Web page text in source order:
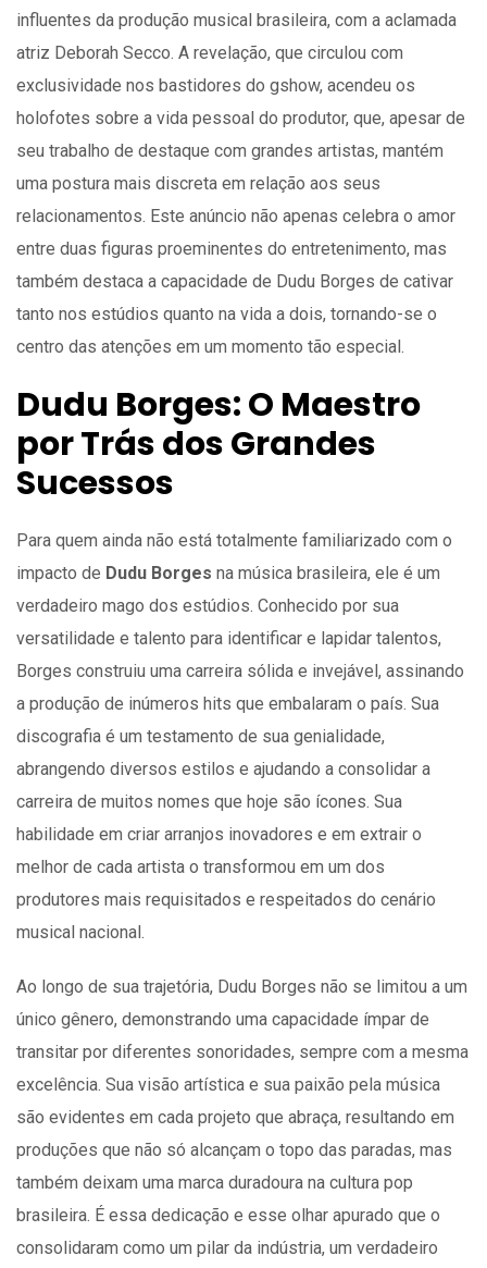
influentes da produção musical brasileira, com a aclamada
atriz Deborah Secco. A revelação, que circulou com
exclusividade nos bastidores do gshow, acendeu os
holofotes sobre a vida pessoal do produtor, que, apesar de
seu trabalho de destaque com grandes artistas, mantém
uma postura mais discreta em relação aos seus
relacionamentos. Este anúncio não apenas celebra o amor
entre duas figuras proeminentes do entretenimento, mas
também destaca a capacidade de Dudu Borges de cativar
tanto nos estúdios quanto na vida a dois, tornando-se o
centro das atenções em um momento tão especial.
Dudu Borges: O Maestro
por Trás dos Grandes
Sucessos
Para quem ainda não está totalmente familiarizado com o
impacto de Dudu Borges na música brasileira, ele é um
verdadeiro mago dos estúdios. Conhecido por sua
versatilidade e talento para identificar e lapidar talentos,
Borges construiu uma carreira sólida e invejável, assinando
a produção de inúmeros hits que embalaram o país. Sua
discografia é um testamento de sua genialidade,
abrangendo diversos estilos e ajudando a consolidar a
carreira de muitos nomes que hoje são ícones. Sua
habilidade em criar arranjos inovadores e em extrair o
melhor de cada artista o transformou em um dos
produtores mais requisitados e respeitados do cenário
musical nacional.
Ao longo de sua trajetória, Dudu Borges não se limitou a um
único gênero, demonstrando uma capacidade ímpar de
transitar por diferentes sonoridades, sempre com a mesma
excelência. Sua visão artística e sua paixão pela música
são evidentes em cada projeto que abraça, resultando em
produções que não só alcançam o topo das paradas, mas
também deixam uma marca duradoura na cultura pop
brasileira. É essa dedicação e esse olhar apurado que o
consolidaram como um pilar da indústria, um verdadeiro